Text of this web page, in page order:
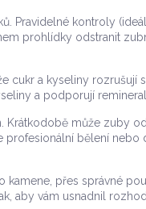
Pravidelné kontroly
prohlídky odstranit
cukr a kyseliny rozrušují
a podporují
Krátkodobě může zuby
profesionální bělení
přes správné
aby vám usnadnil